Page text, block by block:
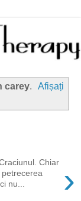
carey.
Afișați
›
Chiar
nu...